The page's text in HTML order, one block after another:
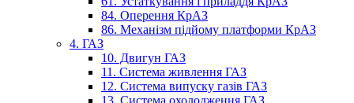
84. Оперення КрАЗ
86. Механізм підйому платформи КрАЗ
4. ГАЗ
10. Двигун ГАЗ
11. Система живлення ГАЗ
12. Система випуску газів ГАЗ
13. Система охолодження ГАЗ